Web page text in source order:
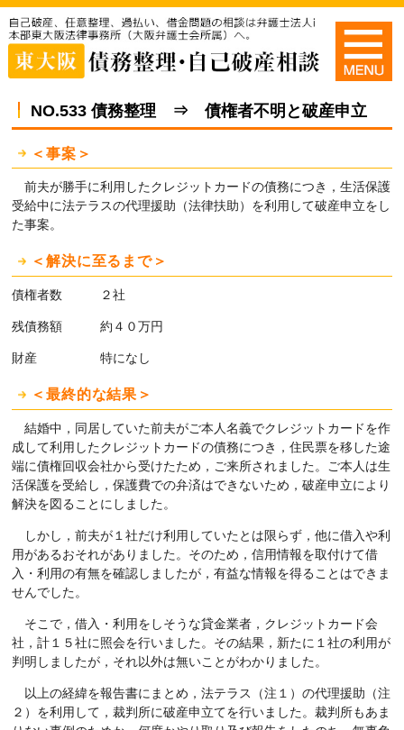
NO.533 債務整理 ⇒ 債権者不明と破産申立
＜事案＞
前夫が勝手に利用したクレジットカードの債務につき，生活保護
受給中に法テラスの代理援助（法律扶助）を利用して破産申立をし
た事案。
＜解決に至るまで＞
債権者数 ２社
残債務額 約４０万円
財産 特になし
＜最終的な結果＞
結婚中，同居していた前夫がご本人名義でクレジットカードを作
成して利用したクレジットカードの債務につき，住民票を移した途
端に債権回収会社から受けたため，ご来所されました。ご本人は生
活保護を受給し，保護費での弁済はできないため，破産申立により
解決を図ることにしました。
しかし，前夫が１社だけ利用していたとは限らず，他に借入や利
用があるおそれがありました。そのため，信用情報を取付けて借
入・利用の有無を確認しましたが，有益な情報を得ることはできま
せんでした。
そこで，借入・利用をしそうな貸金業者，クレジットカード会
社，計１５社に照会を行いました。その結果，新たに１社の利用が
判明しましたが，それ以外は無いことがわかりました。
以上の経緯を報告書にまとめ，法テラス（注１）の代理援助（注
２）を利用して，裁判所に破産申立てを行いました。裁判所もあま